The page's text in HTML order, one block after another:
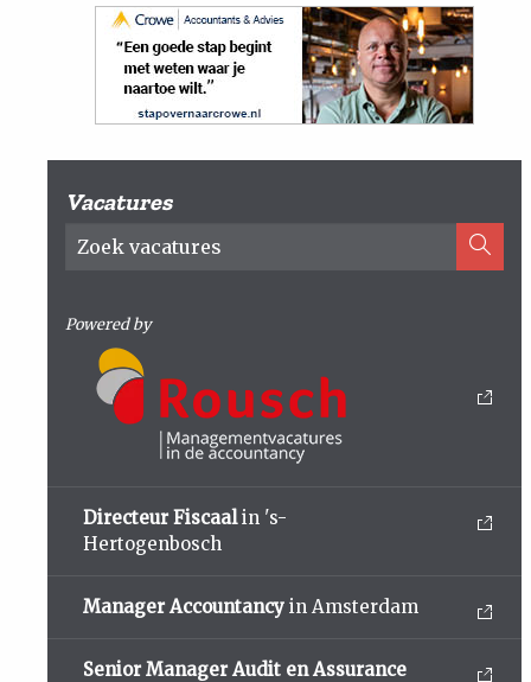
Vacatures
Powered by
Directeur Fiscaalin 's-
Hertogenbosch
Manager Accountancy in Amsterdam
Senior Manager Audit en Assurance